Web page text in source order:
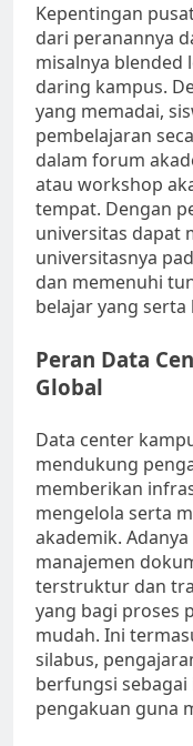
Kepentingan
dari peranannya
misalnya blended
daring kampus.
yang memadai,
pembelajaran
dalam forum
atau workshop
tempat. Dengan
universitas dapat
universitasnya
dan memenuhi
belajar yang
Peran Data
Global
Data center
mendukung
memberikan
mengelola serta
akademik.
manajemen
terstruktur dan
yang bagi proses
mudah. Ini
silabus,
berfungsi
pengakuan guna